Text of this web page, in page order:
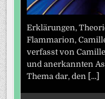
Erklärungen,
Flammarion,
verfasst von
und anerkannten
Thema dar, den [...]